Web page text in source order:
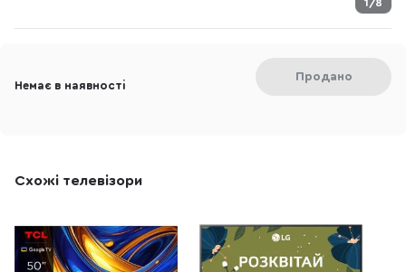
1/8
Немає в наявності
Продано
Схожі телевізори